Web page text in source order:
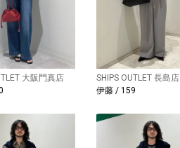
大阪門真店
SHIPS OUTLET 長島店
伊藤 / 159